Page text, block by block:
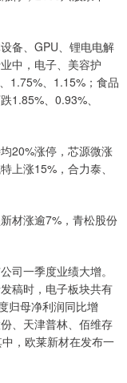
备、GPU、锂电电解
中，电子、美容护
1.75%、1.15%；食品
1.85%、0.93%、
20%涨停，芯源微涨
上涨15%，合力泰、
材涨逾7%，青松股份
一季度业绩大增。
稿时，电子板块共有
归母净利润同比增
、天津普林、佰维存
，欧莱新材在发布一